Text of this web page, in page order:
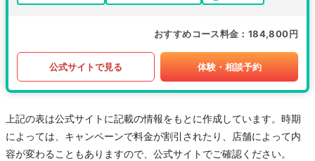
おすすめコース料金 184,800円
公式サイトで見る 体験・相談予約
上記の表は公式サイトに記載の情報をもとに作成しています。時期
によっては、キャンペーンで料金が割引されたり、店舗によって内
容が変わることもありますので、公式サイトでご確認ください。